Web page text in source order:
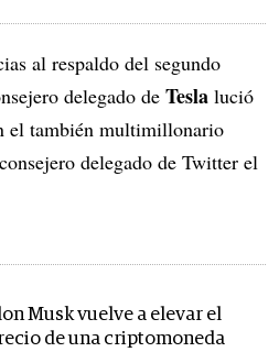
al respaldo del segundo
delegado de Tesla lució
el también multimillonario
delegado de Twitter el
Musk vuelve a elevar el
de una criptomoneda